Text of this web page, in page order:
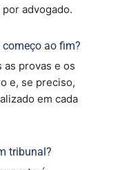
advogado.
ao fim?
as provas e os
e, se preciso,
em cada
tribunal?